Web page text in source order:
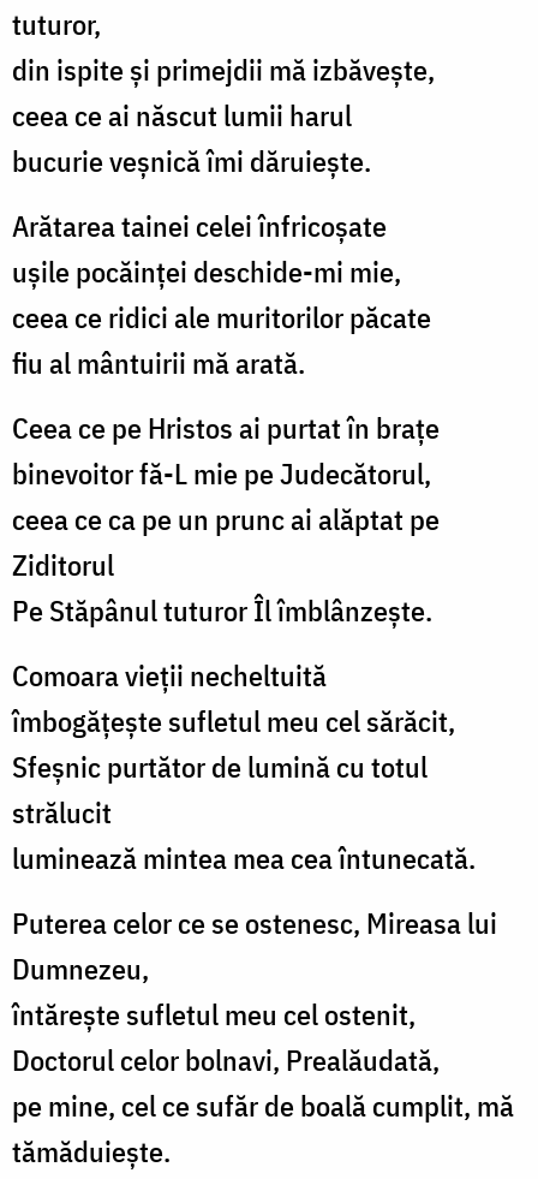
tuturor,
din ispite și primejdii mă izbăvește,
ceea ce ai născut lumii harul
bucurie veșnică îmi dăruiește.
Arătarea tainei celei înfricoșate
ușile pocăinței deschide-mi mie,
ceea ce ridici ale muritorilor păcate
fiu al mântuirii mă arată.
Ceea ce pe Hristos ai purtat în brațe
binevoitor fă-L mie pe Judecătorul,
ceea ce ca pe un prunc ai alăptat pe
Ziditorul
Pe Stăpânul tuturor Îl îmblânzește.
Comoara vieții necheltuită
îmbogățește sufletul meu cel sărăcit,
Sfeșnic purtător de lumină cu totul
strălucit
luminează mintea mea cea întunecată.
Puterea celor ce se ostenesc, Mireasa lui
Dumnezeu,
întărește sufletul meu cel ostenit,
Doctorul celor bolnavi, Prealăudată,
pe mine, cel ce sufăr de boală cumplit, mă
tămăduiește.